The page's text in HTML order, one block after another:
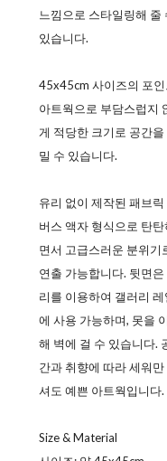
느낌으로 스타일링해 줄
있습니다.
45x45cm 사이즈의 포인
아트웍으로 부담스럽지
게 적당한 크기로 공간을
밀 수 있습니다.
유리 없이 제작된 패브릭
버스 액자 형식으로 탄탄
면서 고급스러운 분위기
연출 가능합니다. 뒷면은
리를 이용하여 갤러리 레
에 사용 가능하며, 못을
해 벽에 걸 수 있습니다.
간과 취향에 따라 세워만
셔도 예쁜 아트웍입니다.
Size & Material